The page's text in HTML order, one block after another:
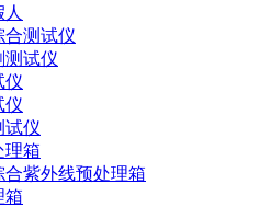
合测试仪
测试仪
仪
仪
试仪
理箱
紫外线预处理箱
箱